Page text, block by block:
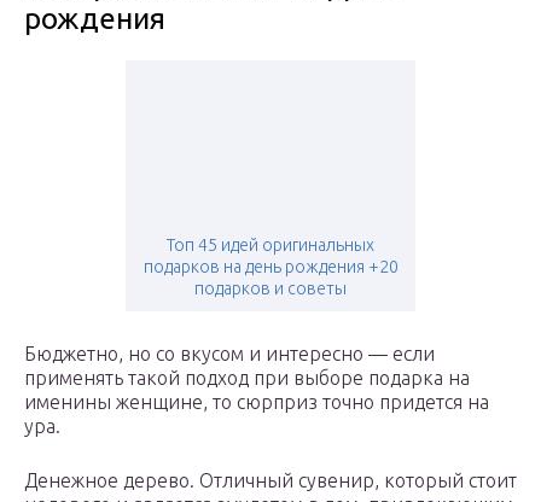
рождения
Топ 45 идей оригинальных
подарков на день рождения +20
подарков и советы
Бюджетно, но со вкусом и интересно — если
применять такой подход при выборе подарка на
именины женщине, то сюрприз точно придется на
ура.
Денежное дерево. Отличный сувенир, который стоит